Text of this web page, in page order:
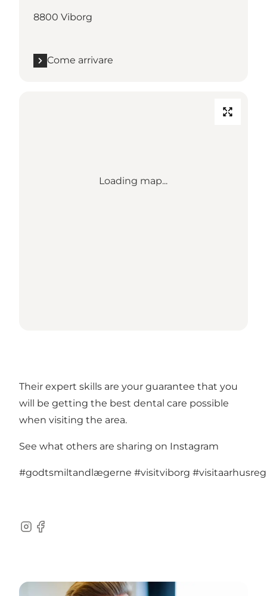
8800 Viborg
Come arrivare
Loading map...
Their expert skills are your guarantee that you
will be getting the best dental care possible
when visiting the area.
See what others are sharing on Instagram
#godtsmiltandlægerne #visitviborg
Instagram
Facebook